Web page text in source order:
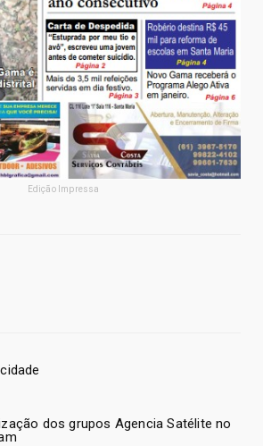
Edição Impressa
dos grupos Agencia Satélite no